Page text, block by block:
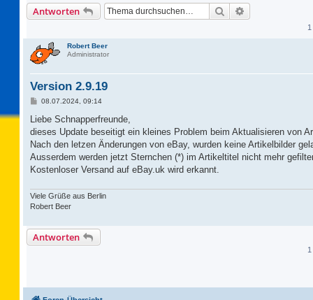
Antworten Suche
Robert Beer
Administrator
Version 2.9.19
B
i
r
a
08.07.2024, 09:14
Liebe Schnapperfreunde,
dieses Update beseitigt ein kleines Problem beim Aktualisieren von
Nach den letzen Änderungen von eBay, wurden keine Artikelbilder
Ausserdem werden jetzt Sternchen (*) im Artikeltitel nicht mehr
Kostenloser Versand auf eBay.uk wird erkannt.
Viele Grüße aus Berlin
Robert Beer
Antworten